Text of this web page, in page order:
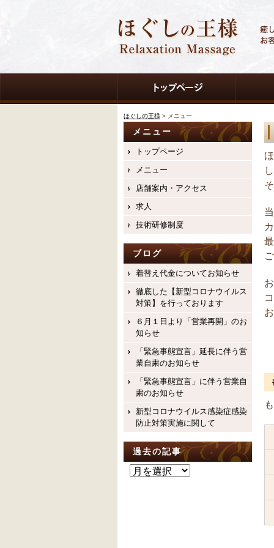
ほぐしの王様 > メニュー
メニュー
トップページ
メニュー
店舗案内・アクセス
求人
技術研修制度
ブログ
着替え代金についてお知らせ
徹底した【新型コロナウイルス
対策】を行っております
６月１日より「営業再開」のお
知らせ
「緊急事態宣言」延長に伴う営
業自粛のお知らせ
「緊急事態宣言」に伴う営業自
粛のお知らせ
新型コロナウイルス感染症感染
防止対策実施に関して
過去の記事